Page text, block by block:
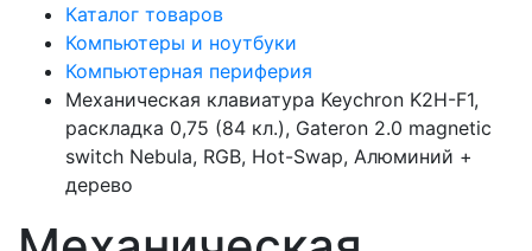
Каталог товаров
Компьютеры и ноутбуки
Компьютерная периферия
Механическая клавиатура Keychron K2H-F1,
раскладка 0,75 (84 кл.), Gateron 2.0 magnetic
switch Nebula, RGB, Hot-Swap, Алюминий +
дерево